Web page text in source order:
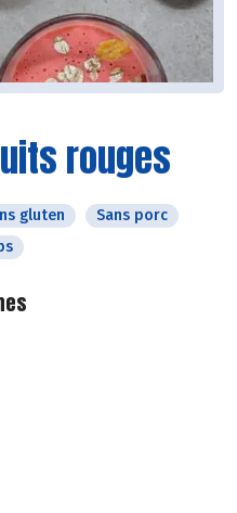
rouges
gluten
Sans porc